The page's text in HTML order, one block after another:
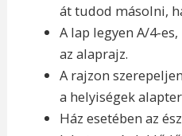
át tudod másolni,
A lap legyen A/4-
az alaprajz.
A rajzon
a helyiségek
Ház esetében az